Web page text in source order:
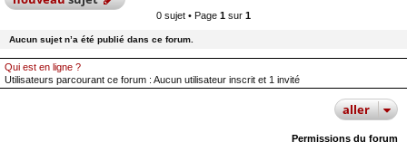
0 sujet • Page 1 sur 1
Aucun sujet n’a été publié dans ce forum.
Qui est en ligne ?
Utilisateurs parcourant ce forum : Aucun utilisateur inscrit et 1 invité
aller
Permissions du forum